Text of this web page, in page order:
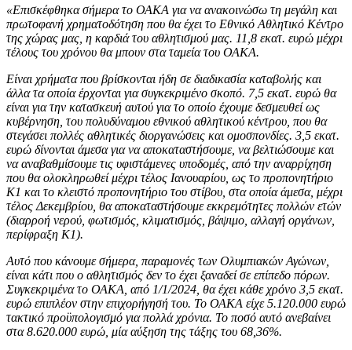
«Επισκέφθηκα σήμερα το ΟΑΚΑ για να ανακοινώσω τη μεγάλη και
πρωτοφανή χρηματοδότηση που θα έχει το Εθνικό Αθλητικό Κέντρο
της χώρας μας, η καρδιά του αθλητισμού μας. 11,8 εκατ. ευρώ μέχρι
τέλους του χρόνου θα μπουν στα ταμεία του ΟΑΚΑ.
Είναι χρήματα που βρίσκονται ήδη σε διαδικασία καταβολής και
άλλα τα οποία έρχονται για συγκεκριμένο σκοπό. 7,5 εκατ. ευρώ θα
είναι για την κατασκευή αυτού για το οποίο έχουμε δεσμευθεί ως
κυβέρνηση, του πολυδύναμου εθνικού αθλητικού κέντρου, που θα
στεγάσει πολλές αθλητικές διοργανώσεις και ομοσπονδίες. 3,5 εκατ.
ευρώ δίνονται άμεσα για να αποκαταστήσουμε, να βελτιώσουμε και
να αναβαθμίσουμε τις υφιστάμενες υποδομές, από την αναρρίχηση
που θα ολοκληρωθεί μέχρι τέλος Ιανουαρίου, ως το προπονητήριο
Κ1 και το κλειστό προπονητήριο του στίβου, στα οποία άμεσα, μέχρι
τέλος Δεκεμβρίου, θα αποκαταστήσουμε εκκρεμότητες πολλών ετών
(διαρροή νερού, φωτισμός, κλιματισμός, βάψιμο, αλλαγή οργάνων,
περίφραξη Κ1).
Αυτό που κάνουμε σήμερα, παραμονές των Ολυμπιακών Αγώνων,
είναι κάτι που ο αθλητισμός δεν το έχει ξαναδεί σε επίπεδο πόρων.
Συγκεκριμένα το ΟΑΚΑ, από 1/1/2024, θα έχει κάθε χρόνο 3,5 εκατ.
ευρώ επιπλέον στην επιχορήγησή του. Το ΟΑΚΑ είχε 5.120.000 ευρώ
τακτικό προϋπολογισμό για πολλά χρόνια. Το ποσό αυτό ανεβαίνει
στα 8.620.000 ευρώ, μία αύξηση της τάξης του 68,36%.